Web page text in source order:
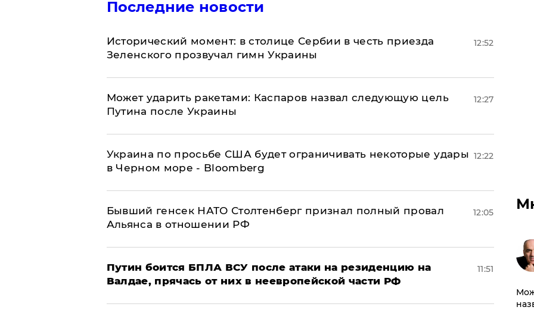
Последние новости
Исторический момент: в столице Сербии в честь приезда
Зеленского прозвучал гимн Украины
12:52
Может ударить ракетами: Каспаров назвал следующую цель
Путина после Украины
12:27
Украина по просьбе США будет ограничивать некоторые удары
в Черном море - Bloomberg
12:22
Бывший генсек НАТО Столтенберг признал полный провал
Альянса в отношении РФ
12:05
Путин боится БПЛА ВСУ после атаки на резиденцию на
Валдае, прячась от них в неевропейской части РФ
11:51